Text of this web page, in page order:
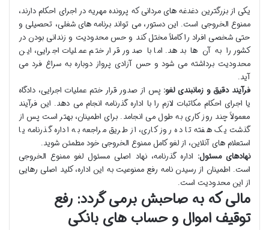
یکی از بزرگترین دغدغه های مردانی که پرونده مهریه در اجرای احکام دارند،
ممنوع الخروجی است. این دستور، می تواند برنامه های شغلی، تحصیلی و
حتی شخصی افراد را کاملاً مختل کند و حس محدودیت و زندانی بودن در
کشور را به آن ها بدهد. اما با صدور قرار ختم عملیات اجرایی، این
محدودیت برداشته می شود و حس آزادی پرواز دوباره به سراغ فرد می
آید.
فرآیند دقیق و زمانبندی لغو: پس از صدور قرار ختم عملیات اجرایی، دادگاه
یا اجرای احکام مکاتبات لازم را با اداره گذرنامه انجام می دهد. این فرآیند
معمولاً چند روز کاری به طول می انجامد. برای اطمینان، بهتر است پس از
گذشت یک هفته تا ده روز کاری، از طریق مراجعه به اداره گذرنامه یا
استعلام های آنلاین، از لغو کامل ممنوع الخروجی خود مطمئن شوید.
نهادهای مسئول: اداره گذرنامه، نهاد اصلی مسئول لغو ممنوع الخروجی
است. اطمینان از رسیدن نامه رفع ممنوعیت به این اداره، کلید اصلی رهایی
از این محدودیت است.
مالی که به صاحبش برمی گردد: رفع
توقیف اموال و حساب های بانکی